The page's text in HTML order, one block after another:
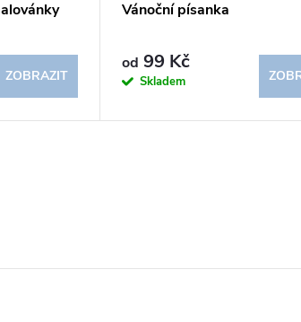
ZOBRAZIT
Vánoční písanka
od 99 Kč
Skladem